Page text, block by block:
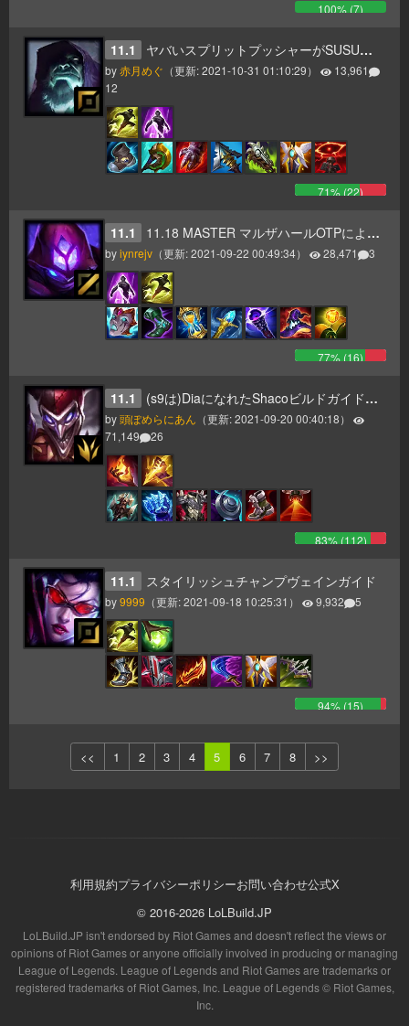
100% (7)
11.1 ヤバいスプリットプッシャーがSUSUMU.TV
by赤月めぐ （更新:2021-10-31 01:10:29）
13,961
12
71% (22)
11.1 11.18 MASTER マルザハールOTPによるパターン化された低レートでの勝ち方
byiynrejv （更新:2021-09-22 00:49:34） 28,471 3
77% (16)
11.1 (s9は)DiaになれたShacoビルドガイド：ICE TANKO
by頭ぽめらにあん （更新:2021-09-20 00:40:18）
71,149
26
83% (112)
11.1 スタイリッシュチャンプヴェインガイド
by9999 （更新:2021-09-18 10:25:31 ） 9,932 5
94% (15)
<< 1 2 3 4 5 6 7 8 >>
利用規約プライバシーポリシーお問い合わせ公式X
© 2016-2026 LoLBuild.JP
LoLBuild.JP isn't endorsed by Riot Games and doesn't reflect the views or
opinions of Riot Games or anyone officially involved in producing or managing
League of Legends. League of Legends and Riot Games are trademarks or
registered trademarks of Riot Games, Inc. League of Legends © Riot Games,
Inc.